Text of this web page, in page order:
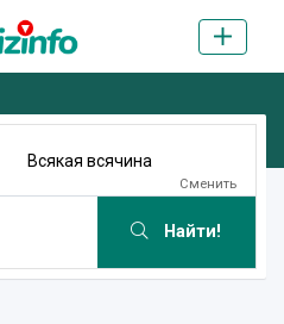
Всякая всячина
Сменить
Найти!